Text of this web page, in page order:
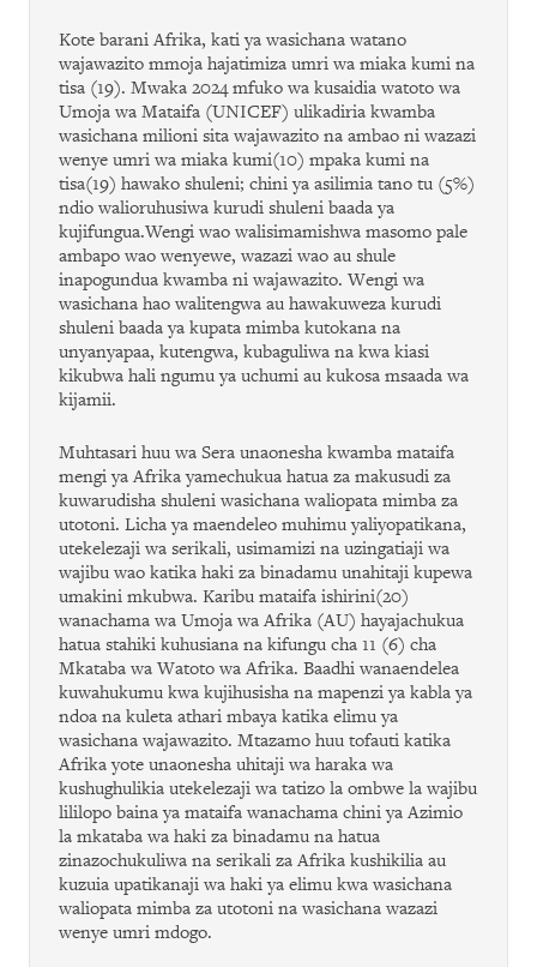
Kote barani Afrika, kati ya wasichana watano
wajawazito mmoja hajatimiza umri wa miaka kumi na
tisa (19). Mwaka 2024 mfuko wa kusaidia watoto wa
Umoja wa Mataifa (UNICEF) ulikadiria kwamba
wasichana milioni sita wajawazito na ambao ni wazazi
wenye umri wa miaka kumi(10) mpaka kumi na
tisa(19) hawako shuleni; chini ya asilimia tano tu (5%)
ndio walioruhusiwa kurudi shuleni baada ya
kujifungua.Wengi wao walisimamishwa masomo pale
ambapo wao wenyewe, wazazi wao au shule
inapogundua kwamba ni wajawazito. Wengi wa
wasichana hao walitengwa au hawakuweza kurudi
shuleni baada ya kupata mimba kutokana na
unyanyapaa, kutengwa, kubaguliwa na kwa kiasi
kikubwa hali ngumu ya uchumi au kukosa msaada wa
kijamii.
Muhtasari huu wa Sera unaonesha kwamba mataifa
mengi ya Afrika yamechukua hatua za makusudi za
kuwarudisha shuleni wasichana waliopata mimba za
utotoni. Licha ya maendeleo muhimu yaliyopatikana,
utekelezaji wa serikali, usimamizi na uzingatiaji wa
wajibu wao katika haki za binadamu unahitaji kupewa
umakini mkubwa. Karibu mataifa ishirini(20)
wanachama wa Umoja wa Afrika (AU) hayajachukua
hatua stahiki kuhusiana na kifungu cha 11 (6) cha
Mkataba wa Watoto wa Afrika. Baadhi wanaendelea
kuwahukumu kwa kujihusisha na mapenzi ya kabla ya
ndoa na kuleta athari mbaya katika elimu ya
wasichana wajawazito. Mtazamo huu tofauti katika
Afrika yote unaonesha uhitaji wa haraka wa
kushughulikia utekelezaji wa tatizo la ombwe la wajibu
lililopo baina ya mataifa wanachama chini ya Azimio
la mkataba wa haki za binadamu na hatua
zinazochukuliwa na serikali za Afrika kushikilia au
kuzuia upatikanaji wa haki ya elimu kwa wasichana
waliopata mimba za utotoni na wasichana wazazi
wenye umri mdogo.